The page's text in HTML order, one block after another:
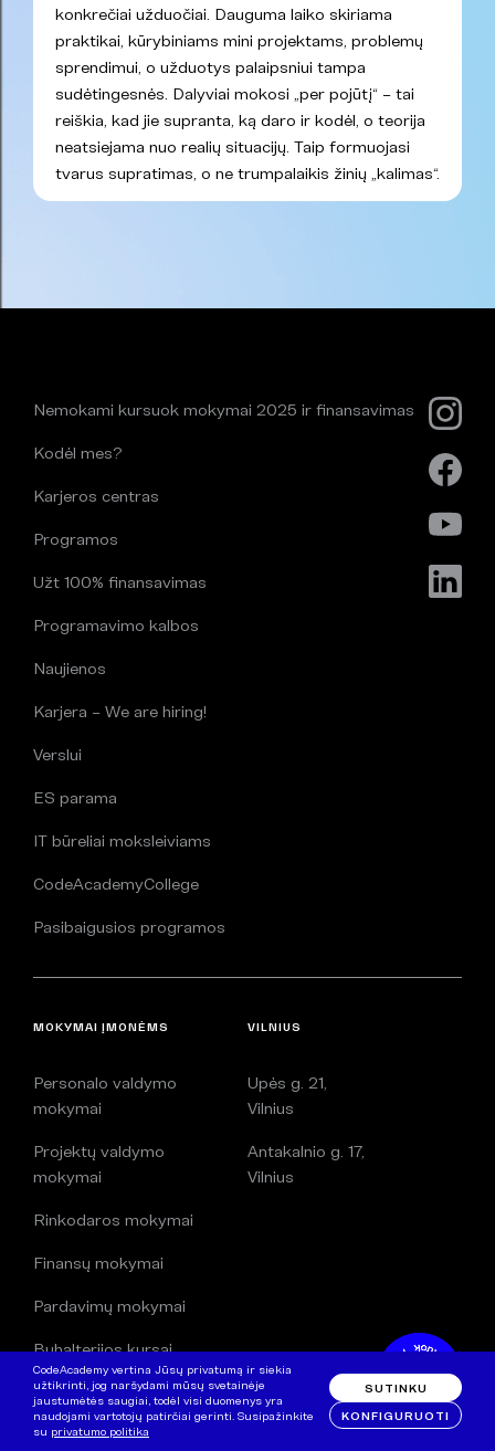
konkrečiai užduočiai. Dauguma laiko skiriama
praktikai, kūrybiniams mini projektams, problemų
sprendimui, o užduotys palaipsniui tampa
sudėtingesnės. Dalyviai mokosi „per pojūtį“ – tai
reiškia, kad jie supranta, ką daro ir kodėl, o teorija
neatsiejama nuo realių situacijų. Taip formuojasi
tvarus supratimas, o ne trumpalaikis žinių „kalimas“.
Nemokami kursuok mokymai 2025 ir finansavimas
Kodėl mes?
Karjeros centras
Programos
Užt 100% finansavimas
Programavimo kalbos
Naujienos
Karjera – We are hiring!
Verslui
ES parama
IT būreliai moksleiviams
CodeAcademyCollege
Pasibaigusios programos
MOKYMAI ĮMONĖMS
Personalo valdymo
mokymai
Projektų valdymo
mokymai
Rinkodaros mokymai
Finansų mokymai
Pardavimų mokymai
Buhalterijos kursai
Marketingo specialistų
mokymai
VILNIUS
Upės g. 21,
Vilnius
Antakalnio g. 17,
Vilnius
CodeAcademy vertina Jūsų privatumą ir siekia
užtikrinti, jog naršydami mūsų svetainėje
jaustumėtės saugiai, todėl visi duomenys yra
naudojami vartotojų patirčiai gerinti. Susipažinkite
su privatumo politika
SUTINKU
KONFIGURUOTI